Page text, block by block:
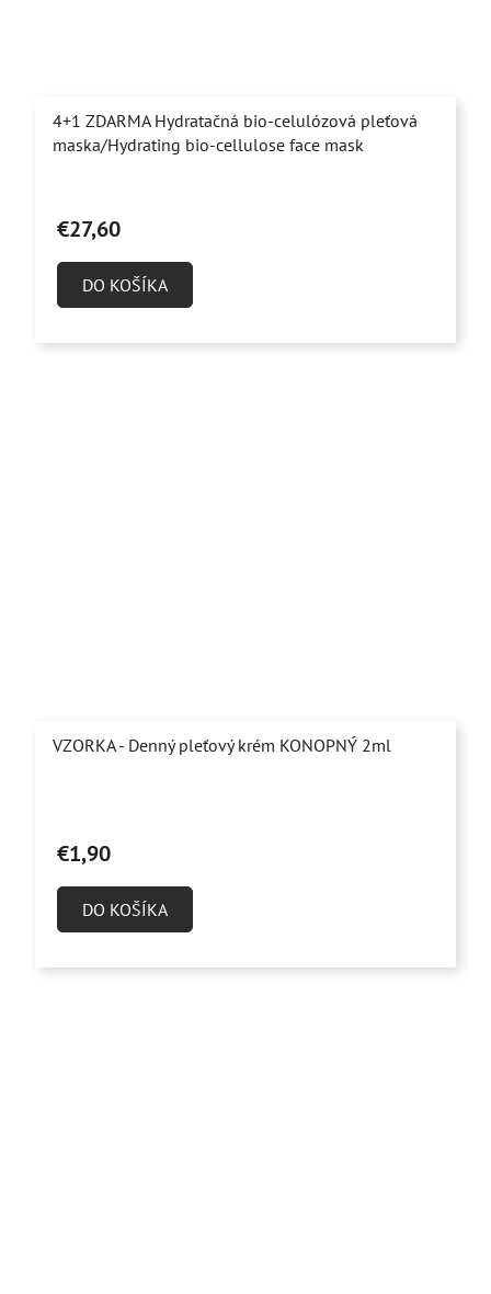
4+1 ZDARMA Hydratačná bio-celulózová pleťová
maska/Hydrating bio-cellulose face mask
€27,60
DO KOŠÍKA
VZORKA - Denný pleťový krém KONOPNÝ 2ml
€1,90
DO KOŠÍKA